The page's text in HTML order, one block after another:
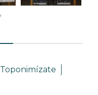
Toponimízate